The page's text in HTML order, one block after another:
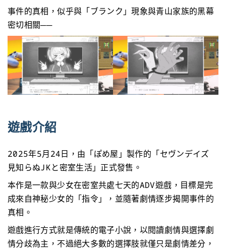
事件的真相，似乎與「ブランク」現象與青山家族的黑幕
密切相關──
遊戲介紹
2025年5月24日，由「ぽめ屋」製作的「セヴンデイズ
見知らぬJKと密室生活」正式發售。
本作是一款與少女在密室共處七天的ADV遊戲，目標是完
成來自神秘少女的「指令」，並隨著劇情逐步揭開事件的
真相。
遊戲進行方式就是傳統的電子小說，以閱讀劇情與選擇劇
情分歧為主，不過絕大多數的選擇肢就僅只是劇情差分，